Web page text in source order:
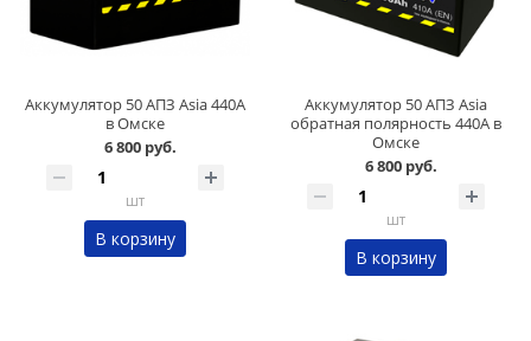
Аккумулятор 50 АПЗ Asia 440А
в Омске
6 800 руб.
шт
В корзину
Аккумулятор 50 АПЗ Asia
обратная полярность 440А в
Омске
6 800 руб.
шт
В корзину